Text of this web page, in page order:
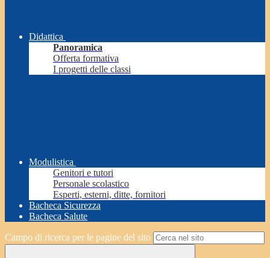
Didattica
Panoramica
Offerta formativa
I progetti delle classi
Modulistica
Genitori e tutori
Personale scolastico
Esperti, esterni, ditte, fornitori
Bacheca Sicurezza
Bacheca Salute
Campo di ricerca per le pagine del sito